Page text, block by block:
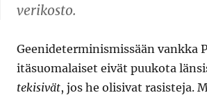
verikosto.
Geenideterminismissään vankka
itäsuomalaiset eivät puukota
tekisivät, jos he olisivat rasisteja.